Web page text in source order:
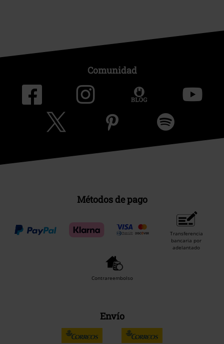
Comunidad
Métodos de pago
Transferencia
bancaria por
adelantado
Contrareembolso
Envío